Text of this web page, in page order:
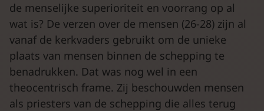
de menselijke superioriteit en voorrang op al
wat is? De verzen over de mensen (26-28) zijn al
vanaf de kerkvaders gebruikt om de unieke
plaats van mensen binnen de schepping te
benadrukken. Dat was nog wel in een
theocentrisch frame. Zij beschouwden mensen
als priesters van de schepping die alles terug